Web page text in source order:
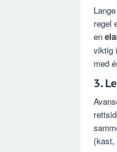
regel
en
viktig i
med
3.
(kast,